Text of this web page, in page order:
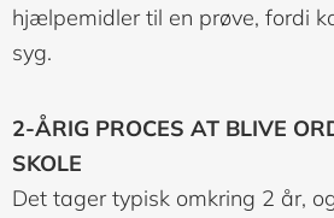
hjælpemidler til en prøve, fordi
syg.
2-ÅRIG PROCES AT BLIVE
SKOLE
Det tager typisk omkring 2 år,